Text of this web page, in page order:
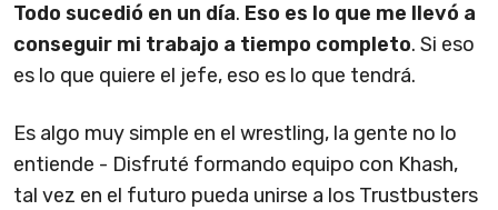
Todo sucedió en un día. Eso es lo que me llevó a
conseguir mi trabajo a tiempo completo. Si eso
es lo que quiere el jefe, eso es lo que tendrá.
Es algo muy simple en el wrestling, la gente no lo
entiende - Disfruté formando equipo con Khash,
tal vez en el futuro pueda unirse a los Trustbusters